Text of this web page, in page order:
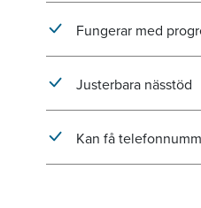
Fungerar med
Justerbara nässtöd
Kan få